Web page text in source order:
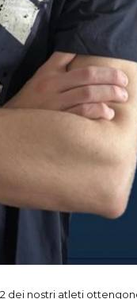
il proprio personale
pb portandolo a
Fornaro
che nuota sia nei
alla 10^.
aggiudica la 16-esima